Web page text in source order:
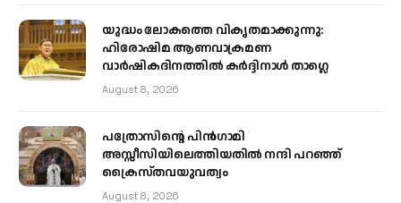
യുദ്ധം ലോകത്തെ വികൃതമാക്കുന്നു:
ഹിരോഷിമ ആണവാക്രമണ
വാർഷികദിനത്തിൽ കർദ്ദിനാൾ താഗ്ലെ
August 8, 2026
പത്രോസിന്റെ പിൻഗാമി
അസ്സീസിയിലെത്തിയതിൽ നന്ദി പറഞ്ഞ്
ക്രൈസ്തവയുവത്വം
August 8, 2026